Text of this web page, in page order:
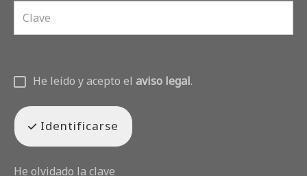
He leído y acepto el aviso legal.
Identificarse
He olvidado la clave